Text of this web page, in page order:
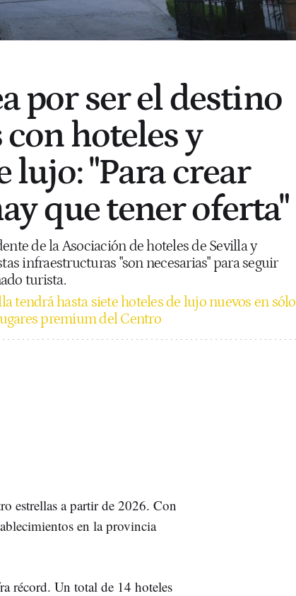
por ser el destino
hoteles y
lujo: "Para crear
que tener oferta"
de la Asociación de hoteles de Sevilla y
infraestructuras "son necesarias" para seguir
turista.
tendrá hasta siete hoteles de lujo nuevos en sólo
premium del Centro
estrellas a partir de 2026. Con
en la provincia
récord. Un total de 14 hoteles